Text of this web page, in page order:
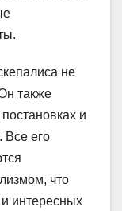
не
также
и
Все его
что
интересных